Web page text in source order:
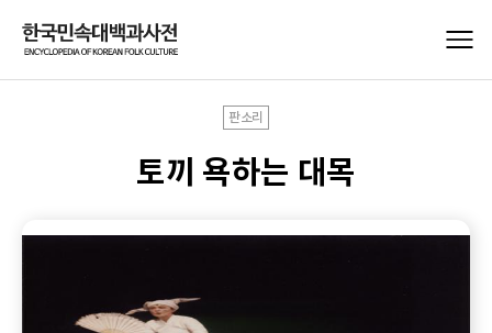
판소리
토끼 욕하는 대목